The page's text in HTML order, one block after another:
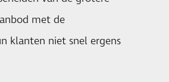
met de
klanten niet snel ergens